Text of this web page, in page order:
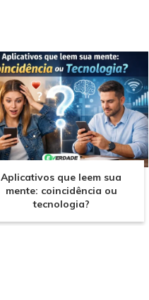
Aplicativos que leem sua
mente: coincidência ou
tecnologia?